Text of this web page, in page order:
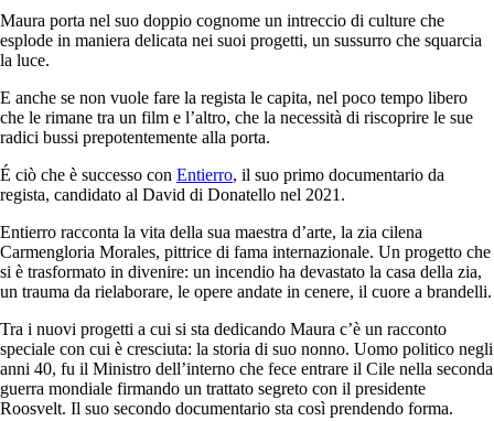
Maura porta nel suo doppio cognome un intreccio di culture che
esplode in maniera delicata nei suoi progetti, un sussurro che squarcia
la luce.
E anche se non vuole fare la regista le capita, nel poco tempo libero
che le rimane tra un film e l’altro, che la necessità di riscoprire le sue
radici bussi prepotentemente alla porta.
É ciò che è successo con Entierro, il suo primo documentario da
regista, candidato al David di Donatello nel 2021.
Entierro racconta la vita della sua maestra d’arte, la zia cilena
Carmengloria Morales, pittrice di fama internazionale. Un progetto che
si è trasformato in divenire: un incendio ha devastato la casa della zia,
un trauma da rielaborare, le opere andate in cenere, il cuore a brandelli.
Tra i nuovi progetti a cui si sta dedicando Maura c’è un racconto
speciale con cui è cresciuta: la storia di suo nonno. Uomo politico negli
anni 40, fu il Ministro dell’interno che fece entrare il Cile nella seconda
guerra mondiale firmando un trattato segreto con il presidente
Roosvelt. Il suo secondo documentario sta così prendendo forma.